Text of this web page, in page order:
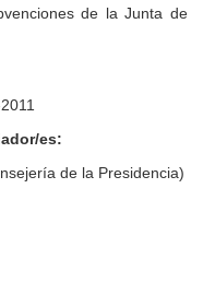
de la Junta de
es:
de la Presidencia)